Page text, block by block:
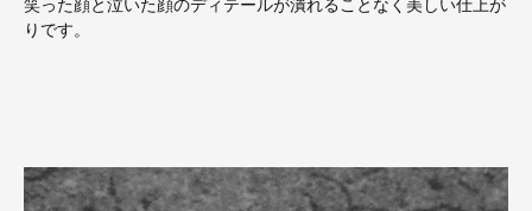
笑った顔と泣いた顔のディテールが潰れることなく美しい仕上が
りです。